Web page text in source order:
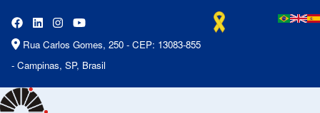
Rua Carlos Gomes, 250 - CEP: 13083-855
- Campinas, SP, Brasil